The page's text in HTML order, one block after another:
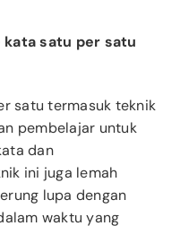
kata satu per satu
satu termasuk teknik
pembelajar untuk
dan
ini juga lemah
lupa dengan
waktu yang